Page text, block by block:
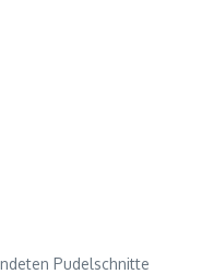
Pudelschnitte